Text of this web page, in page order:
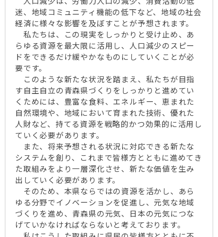
迷、地域コミュニティ機能の低下など、地域の社会
経済に様々な影響を及ぼすことが予想されます。
私たちは、この現実をしっかりと受け止め、あ
らゆる資源を最大限に活用し、人口減少のスピー
ドをできるだけ緩やかなものにしていくことが必
要です。
このような新たな状況を踏まえ、私たちが目指
す自主自立の青森県づくりをしっかりと進めてい
くためには、豊富な食料、エネルギー、恵まれた
自然環境や、地域において育まれた技術、優れた
人財など、持てる資源を戦略的かつ効果的に活用し
ていく必要があります。
また、将来予想される状況に対応できる新たな
システムを創り、これまで皆様方とともに進めてき
た取組みをより一層深化させ、新たな価値を生み
出していく必要があります。
そのため、本県ならではの資源を活かし、あら
ゆる分野でイノベーションを促進し、元気な地域
づくりを進め、青森県の元気、日本の元気につな
げていかなければならないと考えております。